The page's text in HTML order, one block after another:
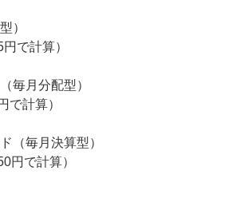
）
で計算）
毎月分配型）
で計算）
（毎月決算型）
円で計算）